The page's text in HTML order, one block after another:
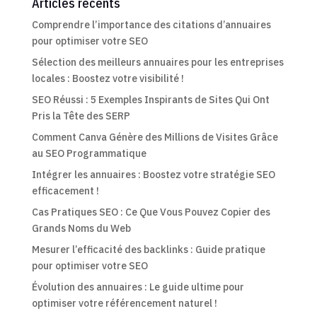
Articles récents
Comprendre l’importance des citations d’annuaires
pour optimiser votre SEO
Sélection des meilleurs annuaires pour les entreprises
locales : Boostez votre visibilité !
SEO Réussi : 5 Exemples Inspirants de Sites Qui Ont
Pris la Tête des SERP
Comment Canva Génère des Millions de Visites Grâce
au SEO Programmatique
Intégrer les annuaires : Boostez votre stratégie SEO
efficacement !
Cas Pratiques SEO : Ce Que Vous Pouvez Copier des
Grands Noms du Web
Mesurer l’efficacité des backlinks : Guide pratique
pour optimiser votre SEO
Évolution des annuaires : Le guide ultime pour
optimiser votre référencement naturel !